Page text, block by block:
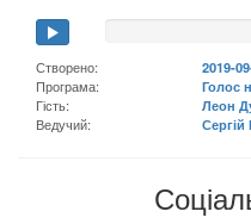
Створено:
2019-
Програма:
Голос
Гість:
Леон
Ведучий:
Сергій